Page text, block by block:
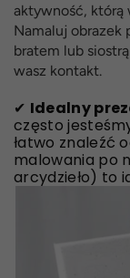
aktywność, którą
Namaluj obrazek
bratem lub
wasz kontakt.
✔ Idealny
często
łatwo znaleźć
malowania po
arcydzieło) to